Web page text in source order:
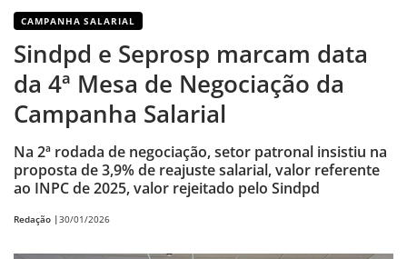
CAMPANHA SALARIAL
Sindpd e Seprosp marcam data
da 4ª Mesa de Negociação da
Campanha Salarial
Na 2ª rodada de negociação, setor patronal insistiu na
proposta de 3,9% de reajuste salarial, valor referente
ao INPC de 2025, valor rejeitado pelo Sindpd
Redação |30/01/2026